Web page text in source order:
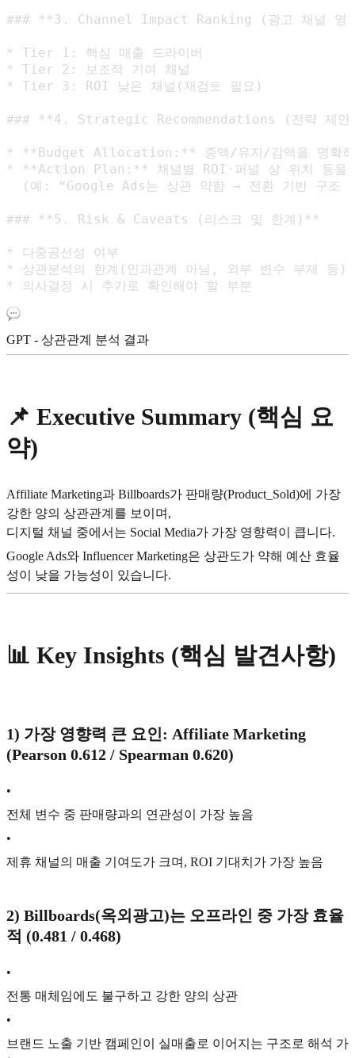
### **3. Channel Impact Ranking (광고 채널 영
* Tier 1: 핵심 매출 드라이버
* Tier 2: 보조적 기여 채널
* Tier 3: ROI 낮은 채널(재검토 필요)
### **4. Strategic Recommendations (전략 제
* **Budget Allocation:** 증액/유지/감액을 명확히
* **Action Plan:** 채널별 ROI·퍼널 상 위치 등을
(예: “Google Ads는 상관 약함 → 전환 기반 구조
### **5. Risk & Caveats (리스크 및 한계)**
* 다중공선성 여부
* 상관분석의 한계(인과관계 아님, 외부 변수 부재 등)
GPT - 상관관계 분석 결과
📌 Executive Summary (핵심 요
약)
Affiliate Marketing과 Billboards가 판매량(Product_Sold)에 가장
강한 양의 상관관계를 보이며,
디지털 채널 중에서는 Social Media가 가장 영향력이 큽니다.
Google Ads와 Influencer Marketing은 상관도가 약해 예산 효율
성이 낮을 가능성이 있습니다.
📊 Key Insights (핵심 발견사항)
1) 가장 영향력 큰 요인: Affiliate Marketing
(Pearson 0.612 / Spearman 0.620)
•
전체 변수 중 판매량과의 연관성이 가장 높음
•
제휴 채널의 매출 기여도가 크며, ROI 기대치가 가장 높음
2) Billboards(옥외광고)는 오프라인 중 가장 효율
적 (0.481 / 0.468)
•
전통 매체임에도 불구하고 강한 양의 상관
•
브랜드 노출 기반 캠페인이 실매출로 이어지는 구조로 해석 가